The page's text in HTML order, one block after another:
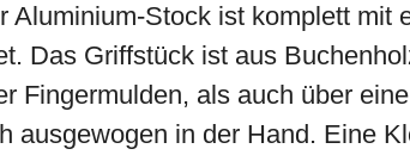
Aluminium-Stock ist komplett mit
Das Griffstück ist aus
Fingermulden, als auch über
ausgewogen in der Hand. Eine